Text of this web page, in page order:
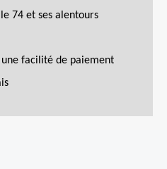
74 et ses alentours
une facilité de paiement